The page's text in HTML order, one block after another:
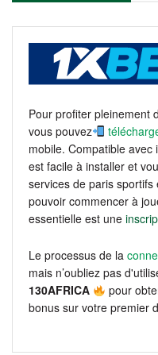
Pour profiter pleinement
vous pouvez
mobile. Compatible avec
est facile à installer et
services de paris
pouvoir commencer à
essentielle est une
Le processus de la
mais n’oubliez pas
130AFRICA
pour
bonus sur votre premier